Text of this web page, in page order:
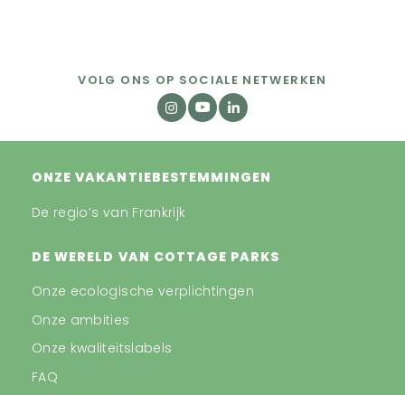
VOLG ONS OP SOCIALE NETWERKEN
ONZE VAKANTIEBESTEMMINGEN
De regio’s van Frankrijk
DE WERELD VAN COTTAGE PARKS
Onze ecologische verplichtingen
Onze ambities
Onze kwaliteitslabels
FAQ